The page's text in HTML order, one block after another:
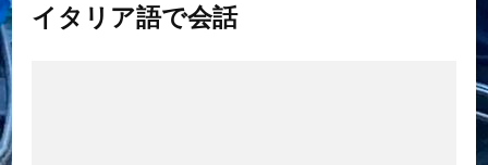
イタリア語で会話